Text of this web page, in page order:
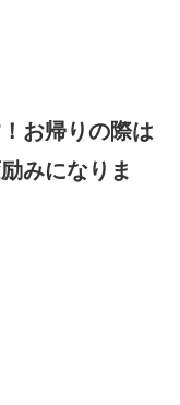
お帰りの際は
みになりま